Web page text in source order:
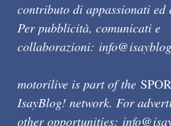
contributo di appassionati ed
Per pubblicità, comunicati e
collaborazioni:
motorilive is part of the
IsayBlog! network. For
other opportunities: